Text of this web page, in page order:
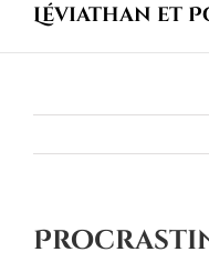
Léviathan et